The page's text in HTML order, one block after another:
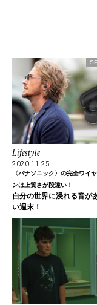
Lifestyle
2020.11.25
〈パナソニック〉の完全ワイ
ンは上質さが段違い！
自分の世界に浸れる音が
い週末！